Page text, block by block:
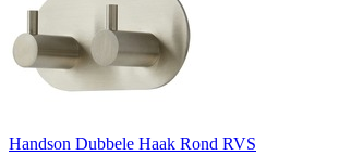
Handson Dubbele Haak Rond RVS